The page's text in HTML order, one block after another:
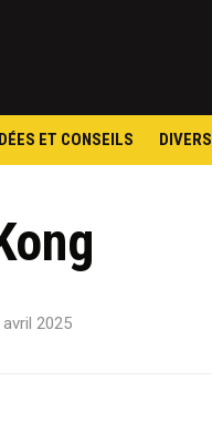
ET CONSEILS DIVERS
2025